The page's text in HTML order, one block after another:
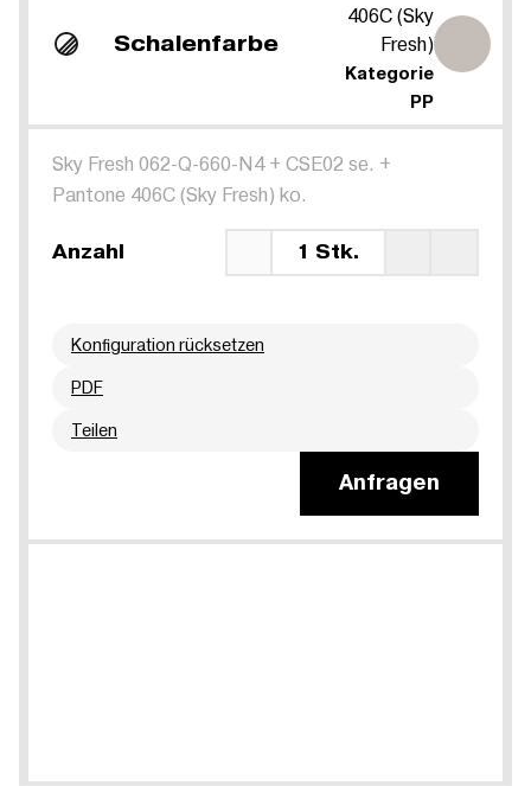
Schalenfarbe
406C (Sky
Fresh)
Kategorie
PP
Sky Fresh 062-Q-660-N4+ CSE02 se. +
Pantone 406C (Sky Fresh) ko.
Anzahl 1 Stk.
Konfiguration rücksetzen
PDF
Teilen
Anfragen